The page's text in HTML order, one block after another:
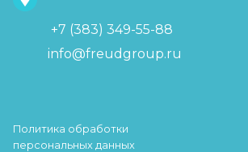
+7 (383) 349-55-88
info@freudgroup.ru
Политика обработки
персональных данных